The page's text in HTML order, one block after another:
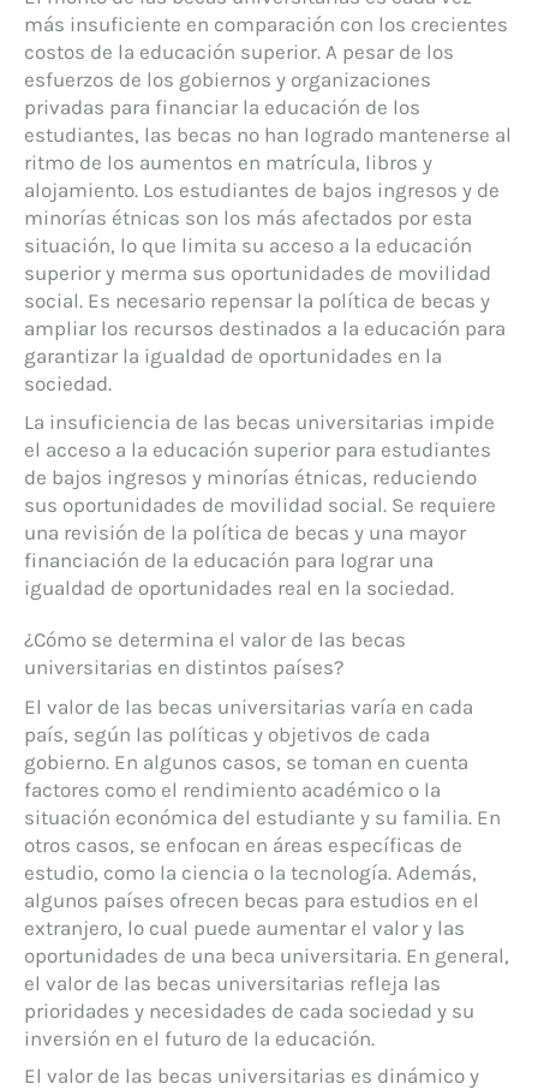
más insuficiente en comparación con los crecientes
costos de la educación superior. A pesar de los
esfuerzos de los gobiernos y organizaciones
privadas para financiar la educación de los
estudiantes, las becas no han logrado mantenerse al
ritmo de los aumentos en matrícula, libros y
alojamiento. Los estudiantes de bajos ingresos y de
minorías étnicas son los más afectados por esta
situación, lo que limita su acceso a la educación
superior y merma sus oportunidades de movilidad
social. Es necesario repensar la política de becas y
ampliar los recursos destinados a la educación para
garantizar la igualdad de oportunidades en la
sociedad.
La insuficiencia de las becas universitarias impide
el acceso a la educación superior para estudiantes
de bajos ingresos y minorías étnicas, reduciendo
sus oportunidades de movilidad social. Se requiere
una revisión de la política de becas y una mayor
financiación de la educación para lograr una
igualdad de oportunidades real en la sociedad.
¿Cómo se determina el valor de las becas
universitarias en distintos países?
El valor de las becas universitarias varía en cada
país, según las políticas y objetivos de cada
gobierno. En algunos casos, se toman en cuenta
factores como el rendimiento académico o la
situación económica del estudiante y su familia. En
otros casos, se enfocan en áreas específicas de
estudio, como la ciencia o la tecnología. Además,
algunos países ofrecen becas para estudios en el
extranjero, lo cual puede aumentar el valor y las
oportunidades de una beca universitaria. En general,
el valor de las becas universitarias refleja las
prioridades y necesidades de cada sociedad y su
inversión en el futuro de la educación.
El valor de las becas universitarias es dinámico y